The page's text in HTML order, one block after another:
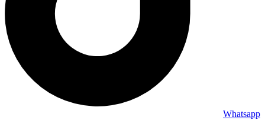
Whatsapp